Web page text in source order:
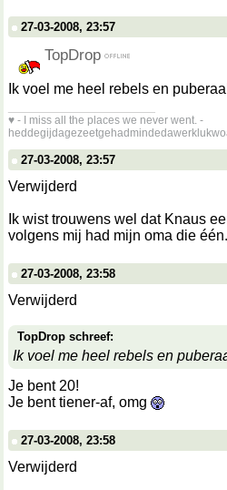
27-03-2008, 23:57
TopDrop
Ik voel me heel rebels en puberaal
♥ - I miss all the places we never went. -
27-03-2008, 23:57
Verwijderd
Ik wist trouwens wel dat Knaus
volgens mij had mijn oma die één.
27-03-2008, 23:58
Verwijderd
TopDrop schreef:
Ik voel me heel rebels en
Je bent 20!
Je bent tiener-af, omg
27-03-2008, 23:58
Verwijderd